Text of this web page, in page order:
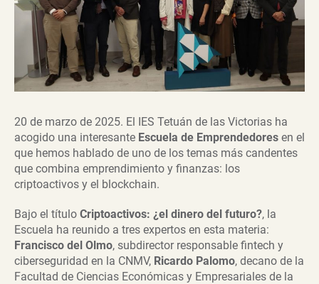
20 de marzo de 2025. El IES Tetuán de las Victorias ha
acogido una interesante Escuela de Emprendedores en el
que hemos hablado de uno de los temas más candentes
que combina emprendimiento y finanzas: los
criptoactivos y el blockchain.
Bajo el título Criptoactivos: ¿el dinero del futuro?, la
Escuela ha reunido a tres expertos en esta materia:
Francisco del Olmo, subdirector responsable fintech y
ciberseguridad en la CNMV, Ricardo Palomo, decano de la
Facultad de Ciencias Económicas y Empresariales de la